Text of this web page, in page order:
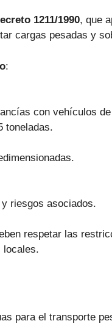
1211/1990, que
cargas pesadas y
:
con vehículos
toneladas.
riesgos asociados.
respetar las
locales.
para el transporte